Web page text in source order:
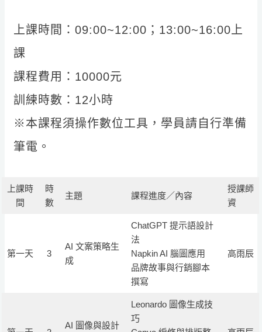
上課時間：09:00~12:00；13:00~16:00上
課
課程費用：10000元
訓練時數：12小時
※本課程須操作數位工具，學員請自行準備
筆電。
上課時
間
時
數
主題 課程進度／內容
授課師
資
第一天 3
AI 文案策略生
成
ChatGPT 提示語設計
法
Napkin AI 腦圖應用
品牌故事與行銷腳本
撰寫
高雨辰
AI 圖像與設計
Leonardo 圖像生成技
巧